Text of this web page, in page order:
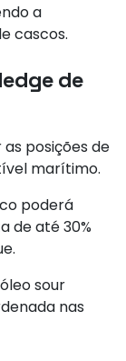
a
cascos.
de
posições de
marítimo.
poderá
de até 30%
sour
nas